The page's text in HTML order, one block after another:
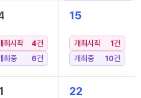
최시작 4건
최중
6건
15
개최시작 1건
개최중
10건
22